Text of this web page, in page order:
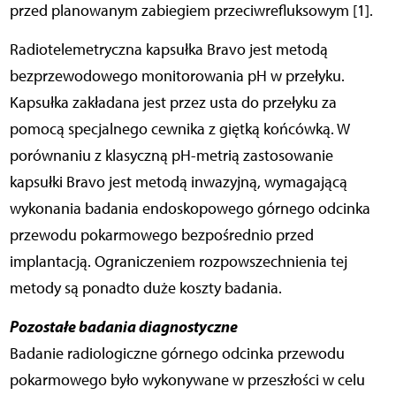
przed planowanym zabiegiem przeciwrefluksowym [1].
Radiotelemetryczna kapsułka Bravo jest metodą
bezprzewodowego monitorowania pH w przełyku.
Kapsułka zakładana jest przez usta do przełyku za
pomocą specjalnego cewnika z giętką końcówką. W
porównaniu z klasyczną pH-metrią zastosowanie
kapsułki Bravo jest metodą inwazyjną, wymagającą
wykonania badania endoskopowego górnego odcinka
przewodu pokarmowego bezpośrednio przed
implantacją. Ograniczeniem rozpowszechnienia tej
metody są ponadto duże koszty badania.
Pozostałe badania diagnostyczne
Badanie radiologiczne górnego odcinka przewodu
pokarmowego było wykonywane w przeszłości w celu